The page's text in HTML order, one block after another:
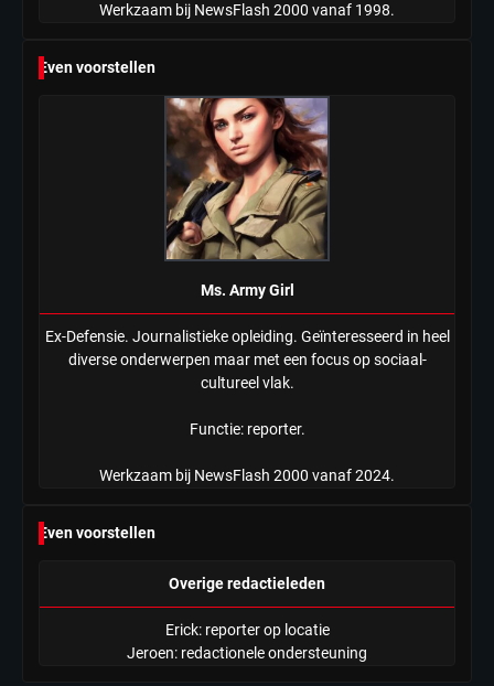
Werkzaam bij NewsFlash 2000 vanaf 1998.
Even voorstellen
Ms. Army Girl
Ex-Defensie. Journalistieke opleiding. Geïnteresseerd in heel
diverse onderwerpen maar met een focus op sociaal-
cultureel vlak.
Functie: reporter.
Werkzaam bij NewsFlash 2000 vanaf 2024.
Even voorstellen
Overige redactieleden
Erick: reporter op locatie
Jeroen: redactionele ondersteuning